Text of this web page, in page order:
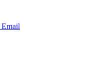
Email